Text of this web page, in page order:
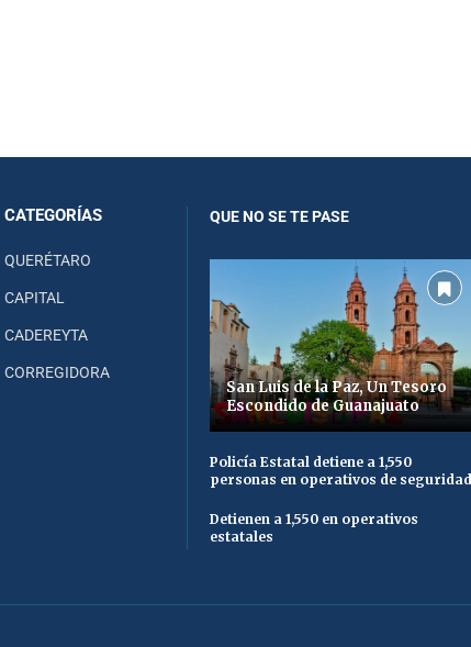
CATEGORÍAS
QUERÉTARO
CAPITAL
CADEREYTA
CORREGIDORA
QUE NO SE TE PASE
San Luis de la Paz, Un Tesoro
Escondido de Guanajuato
Policía Estatal detiene a 1,550
personas en operativos de seguridad
Detienen a 1,550 en operativos
estatales